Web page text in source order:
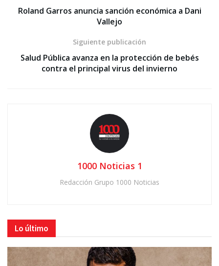
Roland Garros anuncia sanción económica a Dani
Vallejo
Siguiente publicación
Salud Pública avanza en la protección de bebés
contra el principal virus del invierno
1000 Noticias 1
Redacción Grupo 1000 Noticias
Lo último